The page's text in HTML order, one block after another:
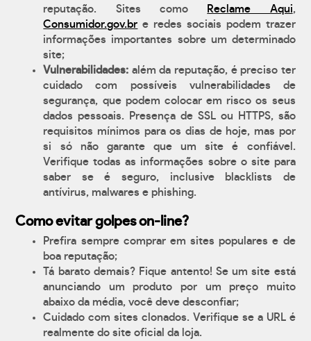
reputação. Sites como
Reclame Aqui,
Consumidor.gov.br e redes sociais podem trazer
informações importantes sobre um determinado
site;
Vulnerabilidades: além da reputação, é preciso ter
cuidado com possíveis vulnerabilidades de
segurança, que podem colocar em risco os seus
dados pessoais. Presença de SSL ou HTTPS, são
requisitos mínimos para os dias de hoje, mas por
si só não garante que um site é confiável.
Verifique todas as informações sobre o site para
saber se é seguro, inclusive blacklists de
antívirus, malwares e phishing.
Como evitar golpes on-line?
Prefira sempre comprar em sites populares e de
boa reputação;
Tá barato demais? Fique antento! Se um site está
anunciando um produto por um preço muito
abaixo da média, você deve desconfiar;
Cuidado com sites clonados. Verifique se a URL é
realmente do site oficial da loja.